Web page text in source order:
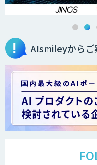
サプ
ビス
AIsmileyからご